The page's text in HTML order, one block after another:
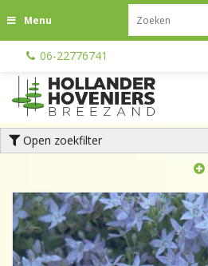
n
o
t
Menu
06-22776741
Open zoekfilter